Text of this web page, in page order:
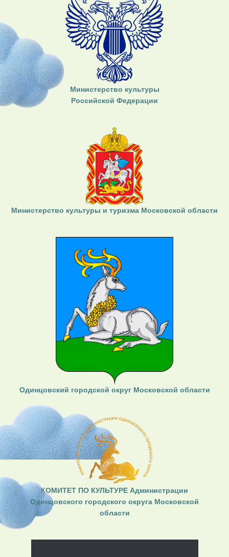
Министерство культуры
Российской Федерации
Министерство культуры и туризма Московской области
Одинцовский городской округ Московской области
КОМИТЕТ ПО КУЛЬТУРЕ Администрации
Одинцовского городского округа Московской
области